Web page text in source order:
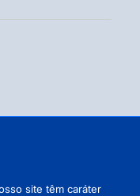
site têm caráter